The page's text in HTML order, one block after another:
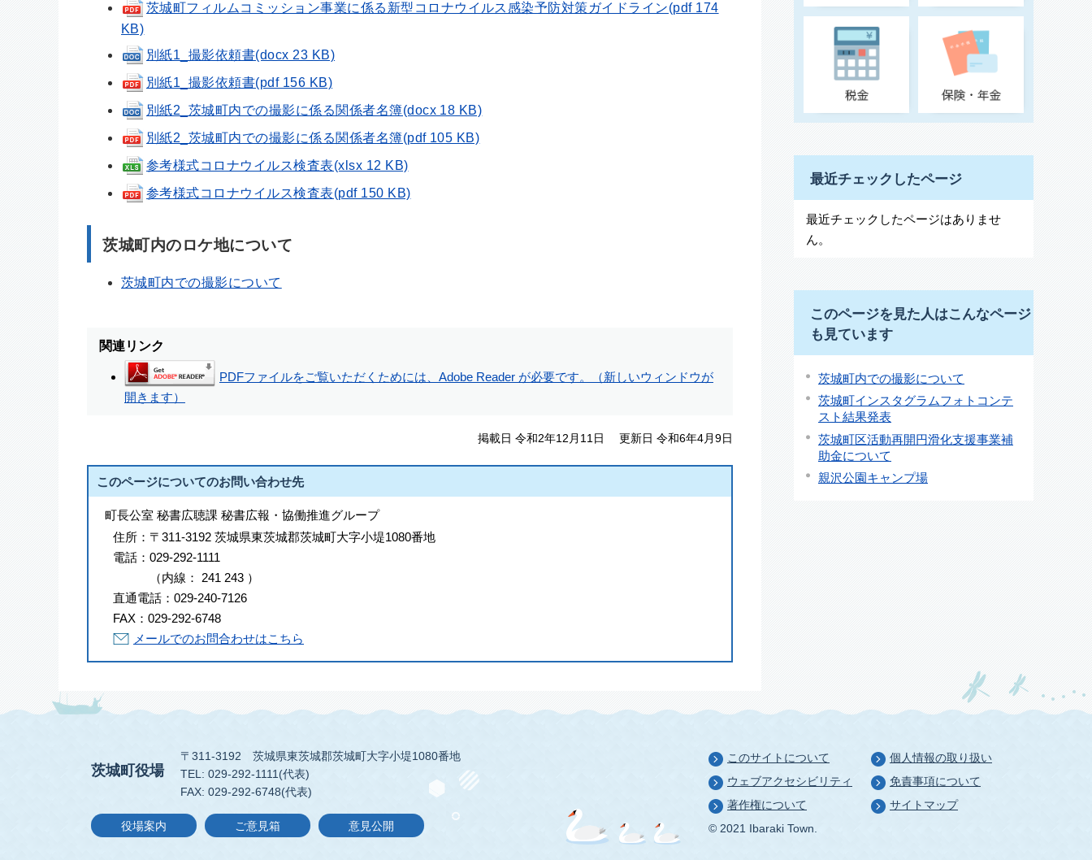
茨城町フィルムコミッション事業に係る新型コロナウイルス感染予防対策ガイドライン(pdf 174
KB)
別紙1_撮影依頼書(docx 23 KB)
別紙1_撮影依頼書(pdf 156 KB)
別紙2_茨城町内での撮影に係る関係者名簿(docx 18 KB)
別紙2_茨城町内での撮影に係る関係者名簿(pdf 105 KB)
参考様式コロナウイルス検査表(xlsx 12 KB)
参考様式コロナウイルス検査表(pdf 150 KB)
茨城町内のロケ地について
茨城町内での撮影について
関連リンク
PDFファイルをご覧いただくためには、Adobe Reader が必要です。（新しいウィンドウが
開きます）
掲載日 令和2年12月11日 更新日 令和6年4月9日
このページについてのお問い合わせ先
町長公室 秘書広聴課 秘書広報・協働推進グループ
住所： 〒311-3192 茨城県東茨城郡茨城町大字小堤1080番地
電話： 029-292-1111
（内線 ： 241 243 ）
直通電話： 029-240-7126
FAX： 029-292-6748
メールでのお問合わせはこちら
最近チェックしたページ
最近チェックしたページはありませ
ん。
このページを見た人はこんなページ
も見ています
茨城町内での撮影について
茨城町インスタグラムフォトコンテ
スト結果発表
茨城町区活動再開円滑化支援事業補
助金について
親沢公園キャンプ場
茨城町役場
〒311-3192
茨城県東茨城郡茨城町大字小堤1080番地
TEL: 029-292-1111(代表)
FAX: 029-292-6748(代表)
役場案内 ご意見箱 意見公開
このサイトについて
個人情報の取り扱い
ウェブアクセシビリティ
免責事項について
著作権について
サイトマップ
© 2021 Ibaraki Town.